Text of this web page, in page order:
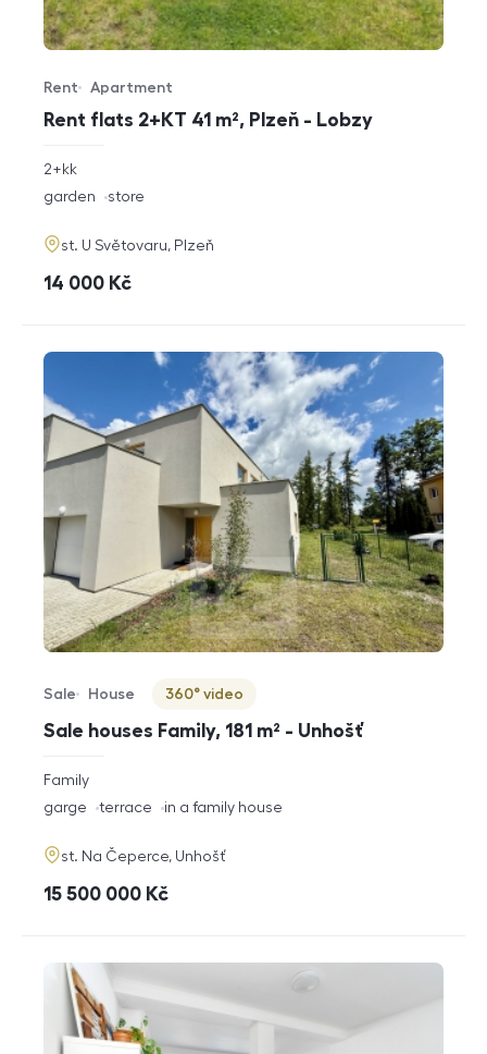
Rent flats 2+KT 41 m², Plzeň - Lobzy
Offer type
Rent
Property type
Apartment
rozměry
2+kk
funkce
garden store
adresa
st. U Světovaru, Plzeň
cena
14 000 Kč
Sale houses Family, 181 m² - Unhošť
Offer type
Sale
Property type
House
Virtuální prohlídka
360° video
rozměry
disposition
Family
funkce
garge terrace in a family house
adresa
st. Na Čeperce, Unhošť
cena
15 500 000 Kč